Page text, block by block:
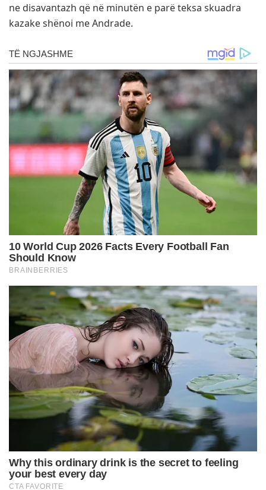
ne disavantazh që në minutën e parë teksa skuadra
kazake shënoi me Andrade.